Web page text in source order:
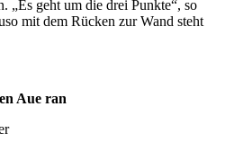
„Es geht um die drei Punkte“, so
mit dem Rücken zur Wand steht
Aue ran